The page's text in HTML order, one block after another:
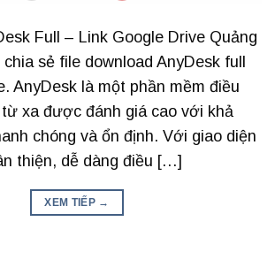
Full – Link Google Drive Quảng
sẻ file download AnyDesk full
AnyDesk là một phần mềm điều
xa được đánh giá cao với khả
chóng và ổn định. Với giao diện
thiện, dễ dàng điều […]
XEM TIẾP →